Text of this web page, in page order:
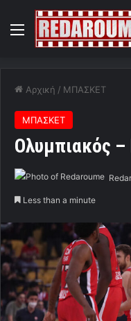
Menu
Αρχική / ΜΠΑΣΚΕΤ
ΜΠΑΣΚΕΤ
Ολυμπιακός
Less than a minute